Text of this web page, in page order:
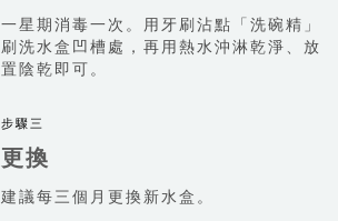
一星期消毒一次。用牙刷沾點「洗碗精」
刷洗水盒凹槽處，再用熱水沖淋乾淨、放
置陰乾即可。
更換
建議每三個月更換新水盒。